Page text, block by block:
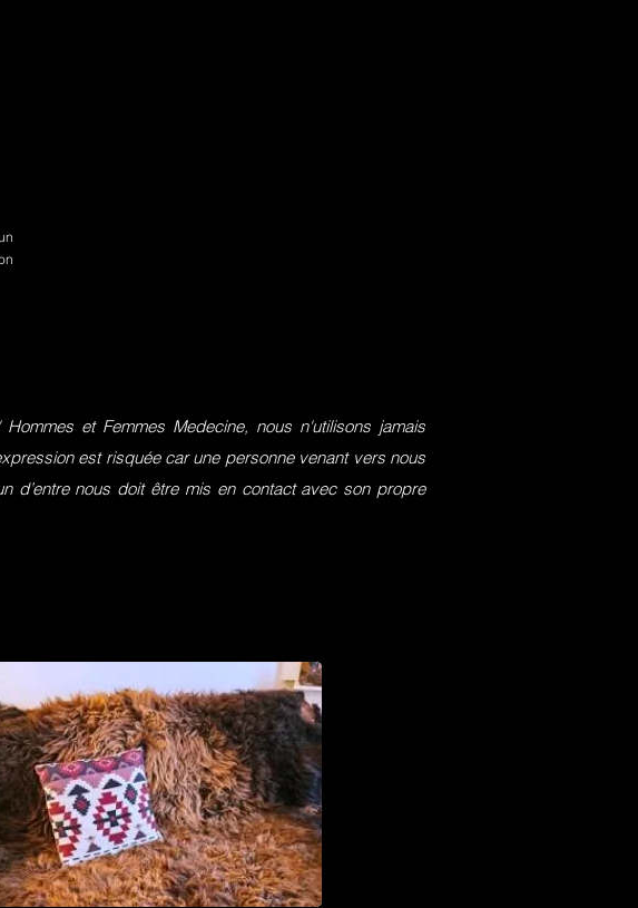
et Femmes Medecine, nous n'utilisons jamais
est risquée car une personne venant vers nous
d’entre nous doit être mis en contact avec son propre